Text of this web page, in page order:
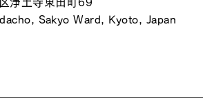
浄土寺東田町69
Sakyo Ward, Kyoto, Japan